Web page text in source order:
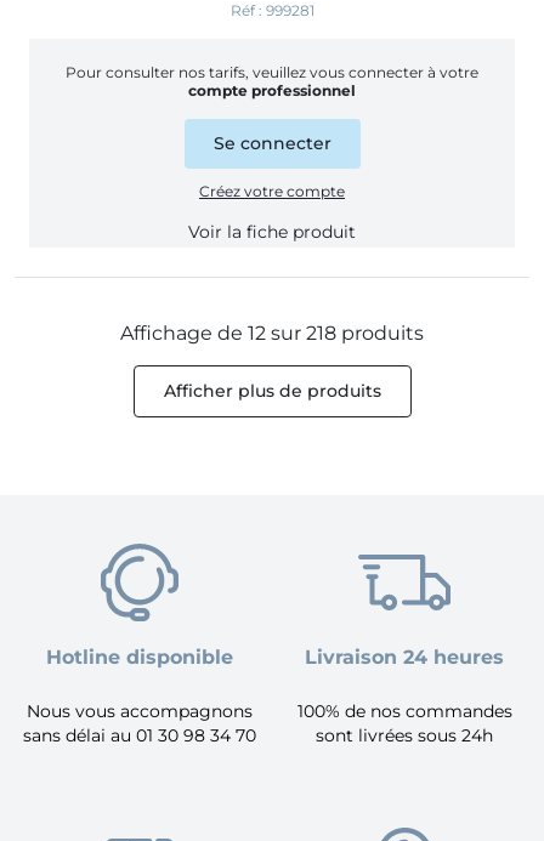
Réf : 999281
Pour consulter nos tarifs, veuillez vous connecter à votre
compte professionnel
Se connecter
Créez votre compte
Voir la fiche produit
Affichage de 12 sur 218 produits
Afficher plus de produits
Hotline disponible
Nous vous accompagnons
sans délai au 01 30 98 34 70
Livraison 24 heures
100% de nos commandes
sont livrées sous 24h